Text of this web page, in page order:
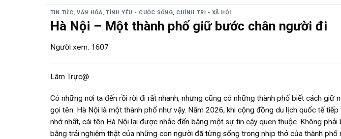
TIN TỨC,VĂN HÓA,TÌNH YÊU - CUỘC SỐNG, CHÍNH TRỊ - XÃ HỘI
Hà Nội – Một thành phố giữ bước chân người đi
Người xem: 1607
Lâm Trực@
Có những nơi ta đến rồi rời đi rất nhanh, nhưng cũng có những thành phố biết cách giữ
gọi tên. Hà Nội là một thành phố như vậy. Năm 2026, khi cộng đồng du lịch quốc tế
nhớ nhất, cái tên Hà Nội lại được nhắc đến bằng một sự tin cậy quen thuộc. Không phải
bằng trải nghiệm thật của những con người đã từng sống trong nhịp thở của thành phố